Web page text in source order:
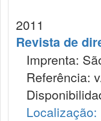
2011
Revista de
Imprenta:
Referência:
Localização: